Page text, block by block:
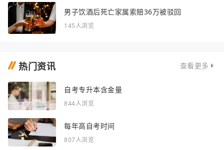
男子饮酒后死亡家属索赔36万被驳回
145人浏览
热门资讯 查看更多
自考专升本含金量
844人浏览
每年高自考时间
807人浏览